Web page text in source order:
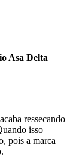
Asa Delta
ressecando
isso
pois a marca